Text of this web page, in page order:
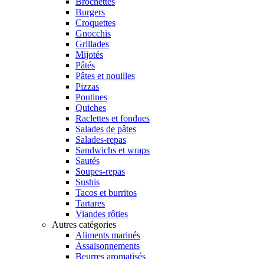
Burgers
Croquettes
Gnocchis
Grillades
Mijotés
Pâtés
Pâtes et nouilles
Pizzas
Poutines
Quiches
Raclettes et fondues
Salades de pâtes
Salades-repas
Sandwichs et wraps
Sautés
Soupes-repas
Sushis
Tacos et burritos
Tartares
Viandes rôties
Autres catégories
Aliments marinés
Assaisonnements
Beurres aromatisés